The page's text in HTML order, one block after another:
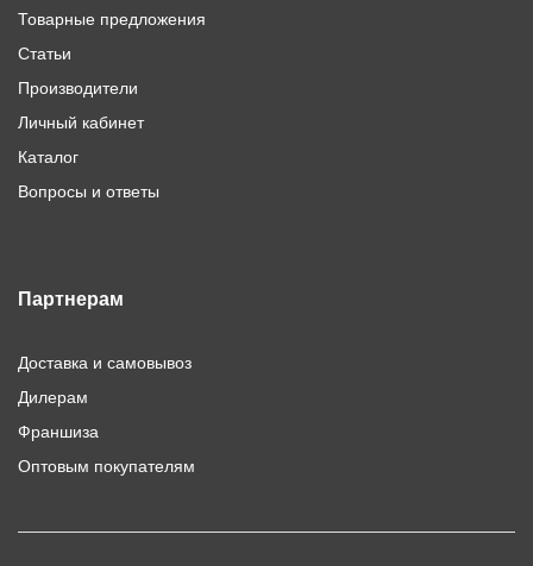
Товарные предложения
Статьи
Производители
Личный кабинет
Каталог
Вопросы и ответы
Партнерам
Доставка и самовывоз
Дилерам
Франшиза
Оптовым покупателям